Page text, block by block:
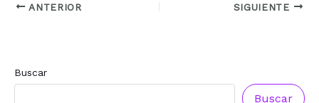
ANTERIOR SIGUIENTE
Buscar
Buscar